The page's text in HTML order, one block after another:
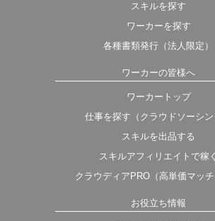
スキルを探す
ワーカーを探す
各種書類発行（法人限定）
ワーカーの皆様へ
ワーカートップ
仕事を探す（クラウドソーシン
スキルを出品する
スキルアフィリエイトで稼
クラウディアPRO（高単価マッチ
お役立ち情報